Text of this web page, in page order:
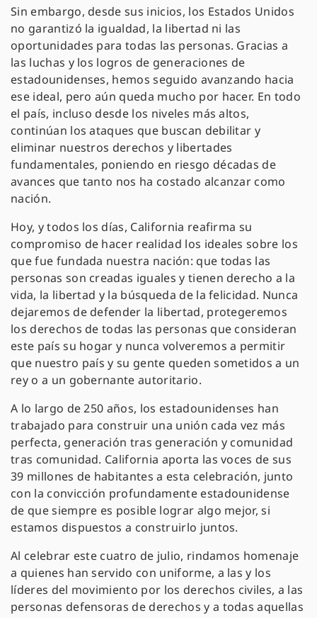
Sin embargo, desde sus inicios, los Estados Unidos
no garantizó la igualdad, la libertad ni las
oportunidades para todas las personas. Gracias a
las luchas y los logros de generaciones de
estadounidenses, hemos seguido avanzando hacia
ese ideal, pero aún queda mucho por hacer. En todo
el país, incluso desde los niveles más altos,
continúan los ataques que buscan debilitar y
eliminar nuestros derechos y libertades
fundamentales, poniendo en riesgo décadas de
avances que tanto nos ha costado alcanzar como
nación.
Hoy, y todos los días, California reafirma su
compromiso de hacer realidad los ideales sobre los
que fue fundada nuestra nación: que todas las
personas son creadas iguales y tienen derecho a la
vida, la libertad y la búsqueda de la felicidad. Nunca
dejaremos de defender la libertad, protegeremos
los derechos de todas las personas que consideran
este país su hogar y nunca volveremos a permitir
que nuestro país y su gente queden sometidos a un
rey o a un gobernante autoritario.
A lo largo de 250 años, los estadounidenses han
trabajado para construir una unión cada vez más
perfecta, generación tras generación y comunidad
tras comunidad. California aporta las voces de sus
39 millones de habitantes a esta celebración, junto
con la convicción profundamente estadounidense
de que siempre es posible lograr algo mejor, si
estamos dispuestos a construirlo juntos.
Al celebrar este cuatro de julio, rindamos homenaje
a quienes han servido con uniforme, a las y los
líderes del movimiento por los derechos civiles, a las
personas defensoras de derechos y a todas aquellas